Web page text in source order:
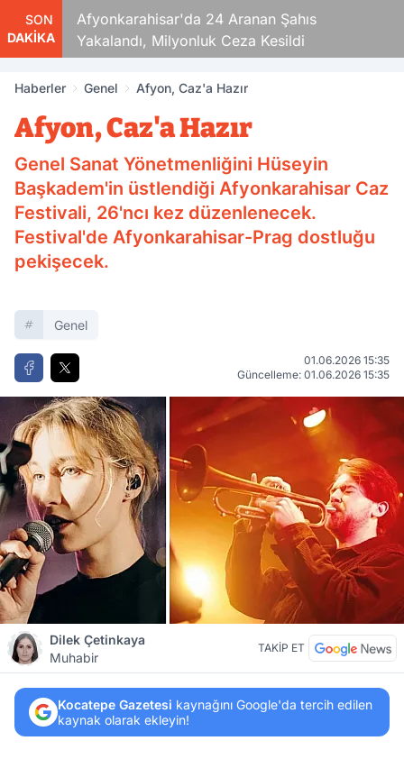
SON
DAKİKA
24 Aranan Şahıs
Ceza Kesildi
Burası Afyon! Zehir
Haberler Genel Afyon, Caz'a Hazır
Afyon, Caz'a Hazır
Genel Sanat Yönetmenliğini Hüseyin
Başkadem'in üstlendiği Afyonkarahisar Caz
Festivali, 26'ncı kez düzenlenecek.
Festival'de Afyonkarahisar-Prag dostluğu
pekişecek.
Genel
01.06.2026 15:35
Güncelleme: 01.06.2026 15:35
Dilek Çetinkaya
Muhabir
TAKİP ET
Kocatepe Gazetesi kaynağını Google'da tercih edilen
kaynak olarak ekleyin!